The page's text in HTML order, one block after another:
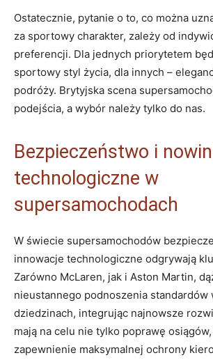
Ostatecznie, pytanie o to, co można
za sportowy charakter, zależy od
preferencji. Dla jednych priorytetem
sportowy styl życia, dla innych –
podróży. Brytyjska scena
podejścia, a wybór należy tylko do nas.
Bezpieczeństwo i
technologiczne w
supersamochodach
W świecie supersamochodów
innowacje technologiczne odgrywają
Zarówno McLaren, jak i Aston Martin,
nieustannego podnoszenia standardów
dziedzinach, integrując najnowsze
mają na celu nie tylko poprawę
zapewnienie maksymalnej ochrony